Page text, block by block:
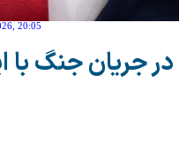
20:05
جریان جنگ با